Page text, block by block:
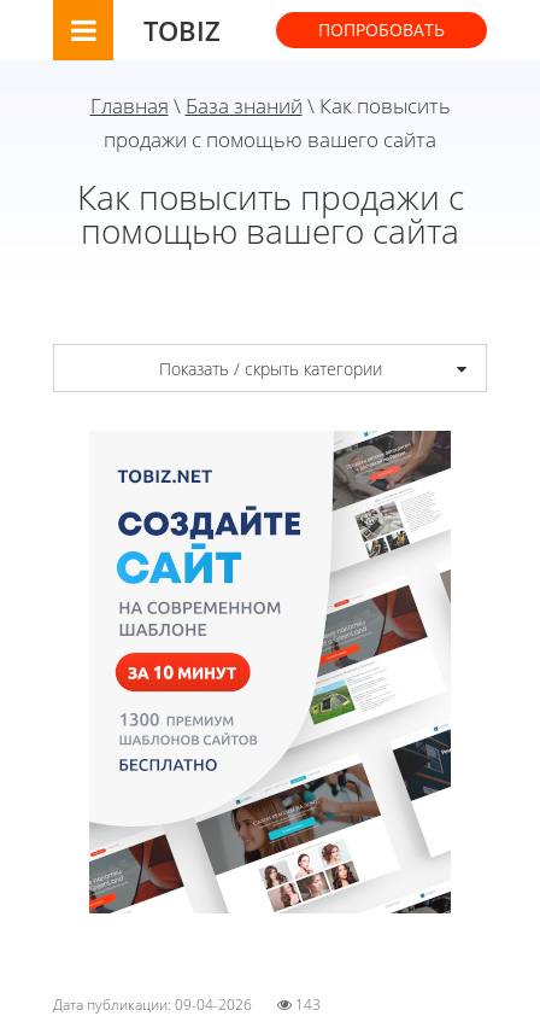
TOBIZ ПОПРОБОВАТЬ
Главная \ База знаний \ Как повысить
продажи с помощью вашего сайта
Как повысить продажи с
помощью вашего сайта
Показать / скрыть категории
Дата публикации: 09-04-2026 143